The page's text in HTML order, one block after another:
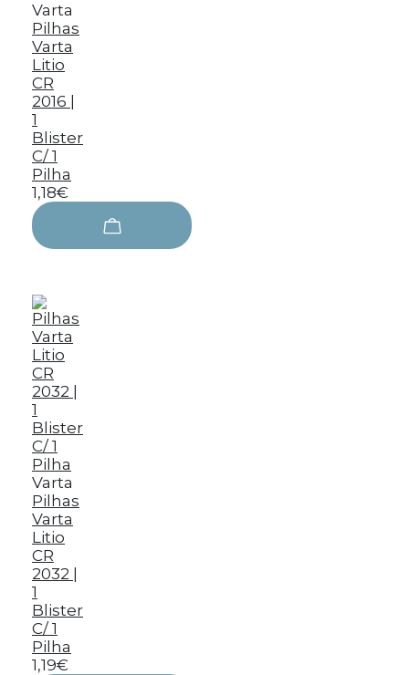
Varta
Pilhas
Varta
Litio
CR
2016 |
1
Blister
C/ 1
Pilha
1,18€
Varta
Pilhas
Varta
Litio
CR
2032 |
1
Blister
C/ 1
Pilha
1,19€